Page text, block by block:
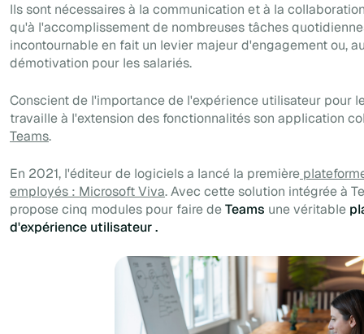
Ils sont nécessaires à la communication et à la
qu'à l'accomplissement de nombreuses tâches
incontournable en fait un levier majeur d'engagement ou,
démotivation pour les salariés.
Conscient de l'importance de l'expérience utilisateur pour
travaille à l'extension des fonctionnalités son application
Teams.
En 2021, l'éditeur de logiciels a lancé la première
employés : Microsoft Viva. Avec cette solution intégrée à
propose cinq modules pour faire deTeams une véritable
d'expérience utilisateur .